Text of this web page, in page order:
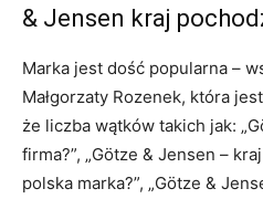
& Jensen kraj
Marka jest dość popularna –
Małgorzaty Rozenek, która
że liczba wątków takich jak:
firma?”, „Götze & Jensen –
polska marka?”, „Götze &